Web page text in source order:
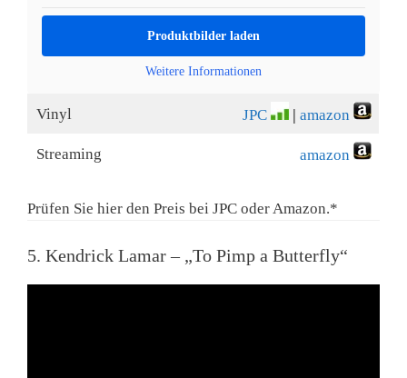
Produktbilder laden
Weitere Informationen
Vinyl JPC | amazon
Streaming amazon
Prüfen Sie hier den Preis bei JPC oder Amazon.*
5. Kendrick Lamar – „To Pimp a Butterfly“